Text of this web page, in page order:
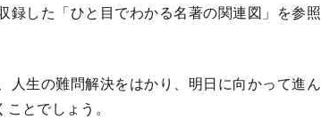
録した「ひと目でわかる名著の関連図」を参照
人生の難問解決をはかり、明日に向かって進ん
とでしょう。